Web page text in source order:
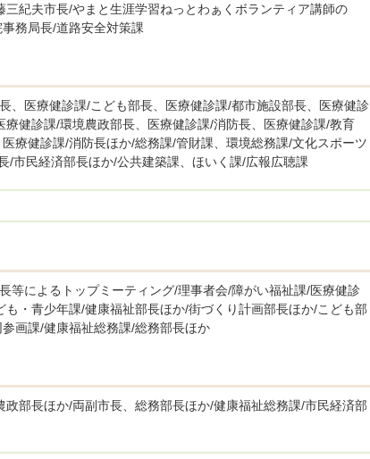
紀夫市長/やまと生涯学習ねっとわぁくボランティア講師の
務局長/道路安全対策課
、医療健診課/こども部長、医療健診課/都市施設部長、医療健診
健診課/環境農政部長、医療健診課/消防長、医療健診課/教育
療健診課/消防長ほか/総務課/管財課、環境総務課/文化スポーツ
/市民経済部長ほか/公共建築課、ほいく課/広報広聴課
等によるトップミーティング/理事者会/障がい福祉課/医療健診
・青少年課/健康福祉部長ほか/街づくり計画部長ほか/こども部
画課/健康福祉総務課/総務部長ほか
部長ほか/両副市長、総務部長ほか/健康福祉総務課/市民経済部